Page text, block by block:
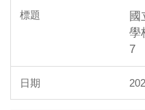
國
學
7